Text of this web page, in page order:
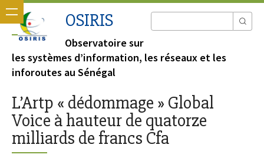
OSIRIS
Observatoire sur
les systèmes d’information, les réseaux et les
inforoutes au Sénégal
L’Artp « dédommage » Global
Voice à hauteur de quatorze
milliards de francs Cfa